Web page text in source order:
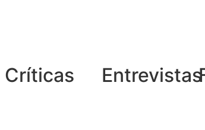
Críticas Entrevistas